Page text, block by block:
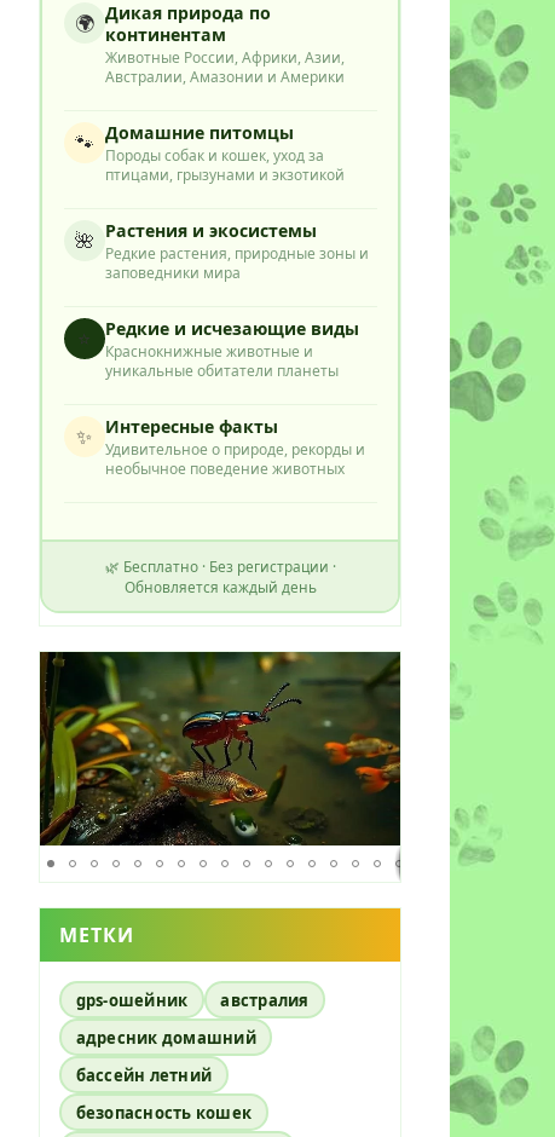
🌍 Дикая природа по
континентам
Животные России, Африки, Азии,
Австралии, Амазонии и Америки
🐾 Домашние питомцы
Породы собак и кошек, уход за
птицами, грызунами и экзотикой
🌺 Растения и экосистемы
Редкие растения, природные зоны и
заповедники мира
⭐ Редкие и исчезающие виды
Краснокнижные животные и
уникальные обитатели планеты
✨ Интересные факты
Удивительное о природе, рекорды и
необычное поведение животных
🌿 Бесплатно · Без регистрации ·
Обновляется каждый день
МЕТКИ
gps-ошейник
австралия
адресник домашний
бассейн летний
безопасность кошек